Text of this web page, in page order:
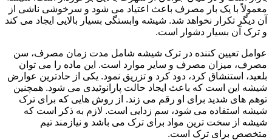
معمولاً با یک بار مصرف باعث اعتیاد می شود و سرخوشی ناشی از
آن دیگر تکرار نخواهد شد. شیشه وابستگی بسیار بالایی ایجاد می کند
و ترک آن بسیار دشوار است.
عوامل تعیین کننده در ترک شیشه شامل مدت زمان مصرف، سن
مصرف، میزان مصرف و سایر موارد است. این ماده را می توان
بلعید، استنشاق کرد، دود کرد و تزریق نمود. یکی از حادترین عوارض
شیشه این است که باعث ایجاد حالت پارانوئیدی می شود. همچنین
توهم های شدید برای او رقم می زند. از روش هایی که برای ترک
شیشه استفاده می شود، سم زدایی است. لازم به ذکر است که
شیشه از سخت ترین مواد برای ترک می باشد و نیازمند تیم
متخصص برای ترک است.